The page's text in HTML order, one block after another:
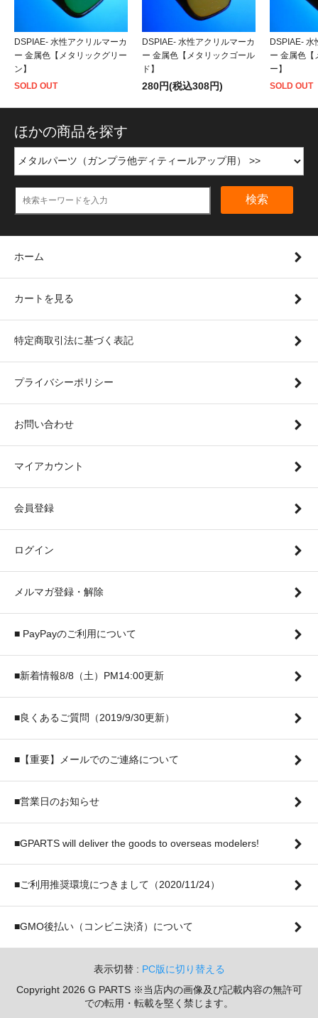
DSPIAE- 水性アクリルマーカ
ー 金属色【メタリックグリー
ン】
SOLD OUT
DSPIAE- 水性アクリルマーカ
ー 金属色【メタリックゴール
ド】
280円(税込308円)
DSPIAE- 水
ー 金属色【
ー】
SOLD OUT
ほかの商品を探す
検索
ホーム
カートを見る
特定商取引法に基づく表記
プライバシーポリシー
お問い合わせ
マイアカウント
会員登録
ログイン
メルマガ登録・解除
■ PayPayのご利用について
■新着情報8/8（土）PM14:00更新
■良くあるご質問（2019/9/30更新）
■【重要】メールでのご連絡について
■営業日のお知らせ
■GPARTS will deliver the goods to overseas modelers!
■ご利用推奨環境につきまして（2020/11/24）
■GMO後払い（コンビニ決済）について
表示切替 : PC版に切り替える
Copyright 2026 G PARTS ※当店内の画像及び記載内容の無許可
での転用・転載を堅く禁じます。